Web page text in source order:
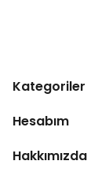
Kategoriler
Hesabım
Hakkımızda